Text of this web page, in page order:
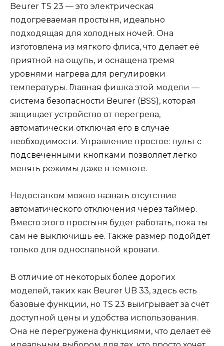
Beurer TS 23 — это электрическая
подогреваемая простыня, идеально
подходящая для холодных ночей. Она
изготовлена из мягкого флиса, что делает её
приятной на ощупь, и оснащена тремя
уровнями нагрева для регулировки
температуры. Главная фишка этой модели —
система безопасности Beurer (BSS), которая
защищает устройство от перегрева,
автоматически отключая его в случае
необходимости. Управление простое: пульт с
подсвеченными кнопками позволяет легко
менять режимы даже в темноте.
Недостатком можно назвать отсутствие
автоматического отключения через таймер.
Вместо этого простыня будет работать, пока ты
сам не выключишь её. Также размер подойдёт
только для односпальной кровати.
В отличие от некоторых более дорогих
моделей, таких как Beurer UB 33, здесь есть
базовые функции, но TS 23 выигрывает за счёт
доступной цены и удобства использования.
Она не перегружена функциями, что делает её